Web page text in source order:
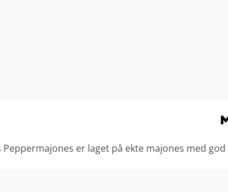
Peppermajones er laget på ekte majones med